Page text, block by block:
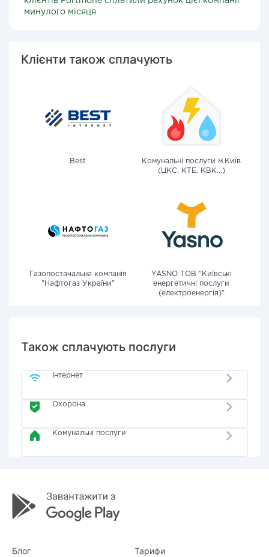
минулого місяця
Клієнти також сплачують
Best
Комунальні послуги м.Київ
(ЦКС, КТЕ, КВК...)
Газопостачальна компанія
"Нафтогаз України"
YASNO ТОВ "Київські
енергетичні послуги
(електроенергія)"
Також сплачують послуги
Інтернет
Охорона
Комунальні послуги
Блог Тарифи